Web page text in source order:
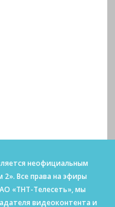
неофициальным
Все права на эфиры
«ТНТ-Телесеть», мы
видеоконтента и